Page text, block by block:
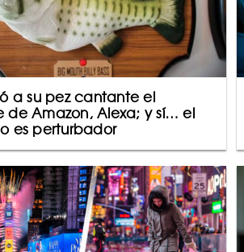
a su pez cantante el
de Amazon, Alexa; y sí… el
es perturbador